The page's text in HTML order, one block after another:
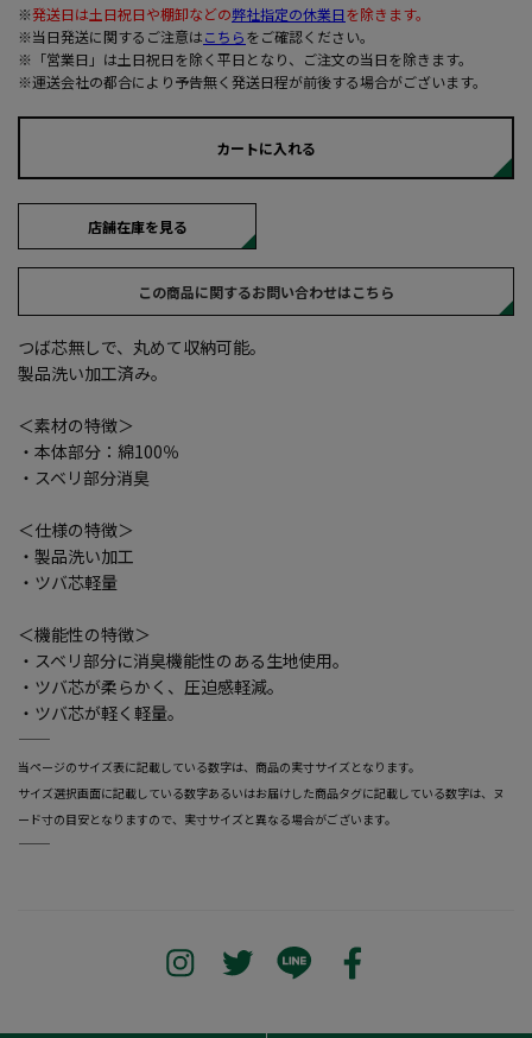
※発送日は土日祝日や棚卸などの弊社指定の休業日を除きます。
※当日発送に関するご注意はこちらをご確認ください。
※「営業日」は土日祝日を除く平日となり、ご注文の当日を除きます。
※運送会社の都合により予告無く発送日程が前後する場合がございます。
カートに入れる
店舗在庫を見る
この商品に関するお問い合わせはこちら
つば芯無しで、丸めて収納可能。
製品洗い加工済み。
＜素材の特徴＞
・本体部分：綿100％
・スベリ部分消臭
＜仕様の特徴＞
・製品洗い加工
・ツバ芯軽量
＜機能性の特徴＞
・スベリ部分に消臭機能性のある生地使用。
・ツバ芯が柔らかく、圧迫感軽減。
・ツバ芯が軽く軽量。
―――――――――――――――――――――――
当ページのサイズ表に記載している数字は、商品の実寸サイズとなります。
サイズ選択画面に記載している数字あるいはお届けした商品タグに記載している数字は、ヌ
ード寸の目安となりますので、実寸サイズと異なる場合がございます。
―――――――――――――――――――――――